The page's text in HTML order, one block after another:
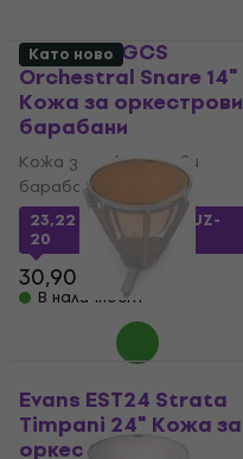
Evans B14GCS
Orchestral Snare 14"
Кожа за оркестрови
барабани
Кожа за оркестрови
барабани
23,22 € с код MUZMUZ-
20
30,90 €
В наличност
Като ново
Evans EST24 Strata
Timpani 24" Кожа за
оркестрови